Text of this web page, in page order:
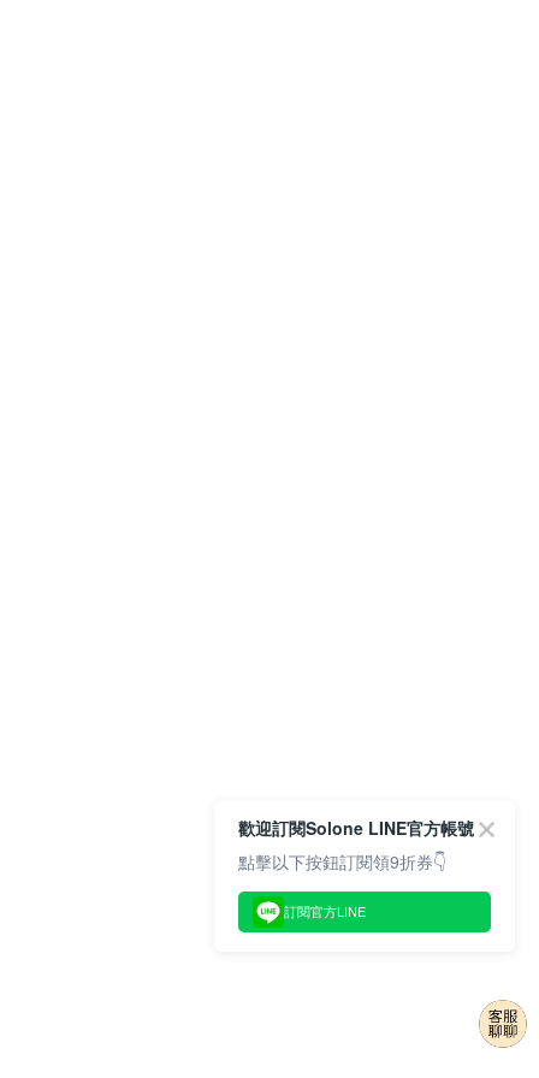
歡迎訂閱Solone LINE官方帳號
點擊以下按鈕訂閱領9折券👇
訂閱官方LINE